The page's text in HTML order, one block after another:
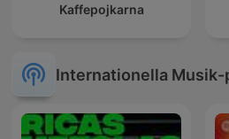
Kaffepojkarna
Internationella Musik-